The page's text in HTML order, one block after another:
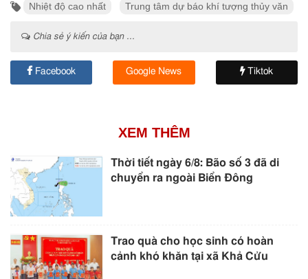
Nhiệt độ cao nhất Trung tâm dự báo khí tượng thủy văn
Chia sẻ ý kiến của bạn ...
Facebook Google News Tiktok
XEM THÊM
Thời tiết ngày 6/8: Bão số 3 đã di
chuyển ra ngoài Biển Đông
Trao quà cho học sinh có hoàn
cảnh khó khăn tại xã Khả Cửu